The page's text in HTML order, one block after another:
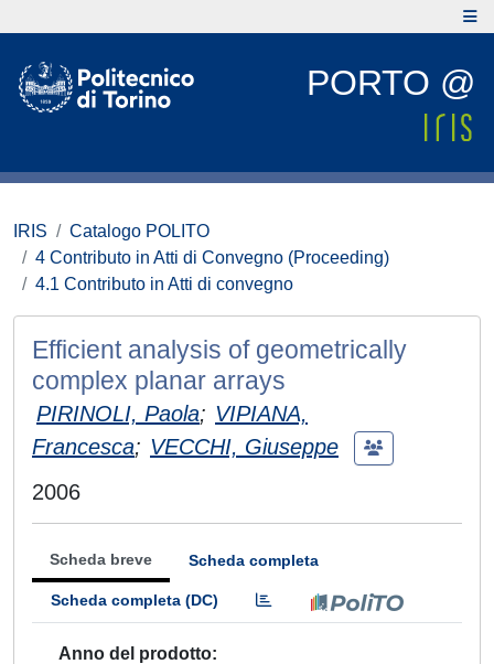
PORTO @
IRIS
Catalogo POLITO
4 Contributo in Atti di Convegno (Proceeding)
4.1 Contributo in Atti di convegno
Efficient analysis of geometrically
complex planar arrays
PIRINOLI, Paola; VIPIANA,
Francesca; VECCHI, Giuseppe
2006
Scheda breve Scheda completa
Scheda completa (DC)
Anno del prodotto